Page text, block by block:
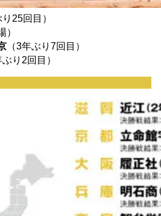
り25回目）
）
（3年ぶり7回目）
ぶり2回目）